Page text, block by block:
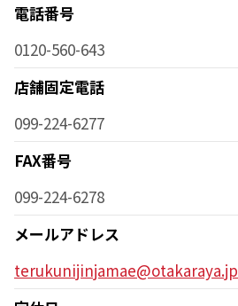
電話番号
0120-560-643
店舗固定電話
099-224-6277
FAX番号
099-224-6278
メールアドレス
terukunijinjamae@otakaraya.jp